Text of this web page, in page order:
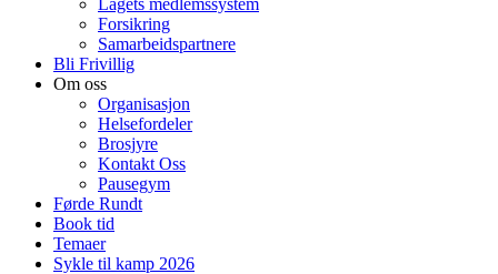
Lagets medlemssystem
Forsikring
Samarbeidspartnere
Bli Frivillig
Om oss
Organisasjon
Helsefordeler
Brosjyre
Kontakt Oss
Pausegym
Førde Rundt
Book tid
Temaer
Sykle til kamp 2026